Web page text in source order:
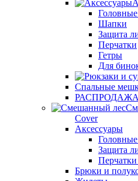
Шапки
Защита
Перчатки
Гетры
Для
Спальные
РАСПРОДАЖА
Cover
Аксессуары
Защита
Брюки и